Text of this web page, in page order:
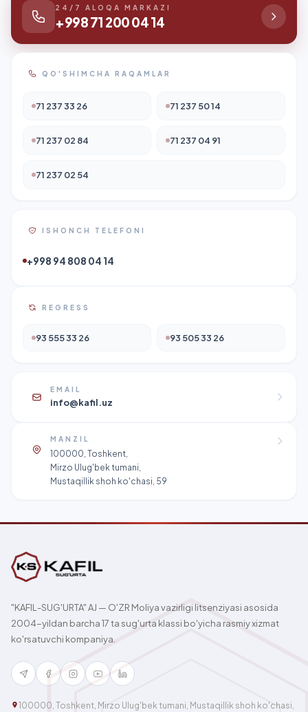
24/7 ALOQA MARKAZI
+998 71 200 04 14
QO'SHIMCHA RAQAMLAR
71 237 33 26 71 237 50 14
71 237 02 84 71 237 04 91
71 237 02 54
ISHONCH TELEFONI
+998 94 808 04 14
REGRESS
93 555 33 26 93 505 33 26
EMAIL
info@kafil.uz
MANZIL
100000, Toshkent,
Mirzo Ulug'bek tumani,
Mustaqillik shoh ko'chasi, 59
"KAFIL-SUG'URTA" AJ — O'ZR Moliya vazirligi litsenziyasi asosida
2004-yildan barcha 17 ta sug'urta klassi bo'yicha rasmiy xizmat
ko'rsatuvchi kompaniya.
100000, Toshkent, Mirzo Ulug'bek tumani, Mustaqillik shoh ko'chasi,